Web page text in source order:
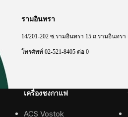
รามอินทรา
14/201-202 ซ รามอินทรา 15 ถ รามอินทรา
โทรศัพท์ 02-521-8405 ต่อ 0
เครื่องชงกาแฟ
ACS Vostok